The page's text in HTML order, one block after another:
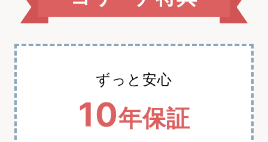
ずっと安心
10年保証